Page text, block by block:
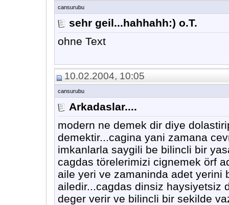
cansurubu
sehr geil...hahhahh:) o.T.
ohne Text
10.02.2004, 10:05
cansurubu
Arkadaslar....
modern ne demek dir diye
demektir...cagina yani zamana
imkanlarla saygili be bilincli bir
cagdas törelerimizi cignemek örf
aile yeri ve zamaninda adet yerini
ailedir...cagdas dinsiz haysiyetsiz
deger verir ve bilincli bir sekilde